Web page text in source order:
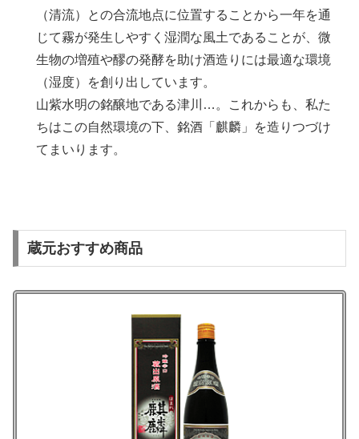
（清流）との合流地点に位置することから一年を通
じて霧が発生しやすく湿潤な風土であることが、微
生物の増殖や醪の発酵を助け酒造りには最適な環境
（湿度）を創り出しています。
山紫水明の銘醸地である津川…。これからも、私た
ちはこの自然環境の下、銘酒「麒麟」を造りつづけ
てまいります。
蔵元おすすめ商品